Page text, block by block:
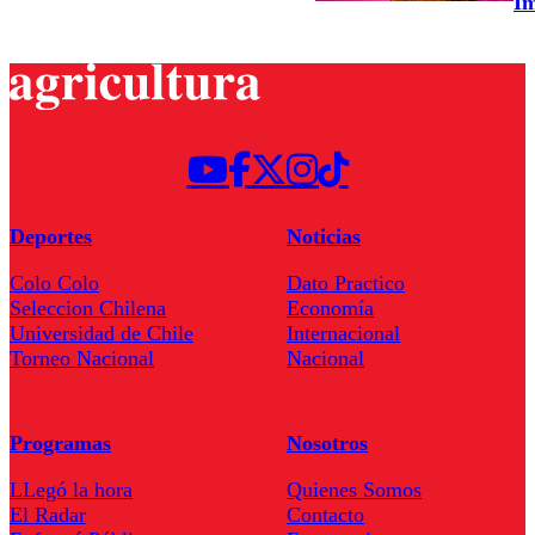
Deportes
Colo Colo
Seleccion Chilena
Universidad de Chile
Torneo Nacional
Noticias
Dato Practico
Economía
Internacional
Nacional
Programas
LLegó la hora
El Radar
Nosotros
Quienes Somos
Contacto